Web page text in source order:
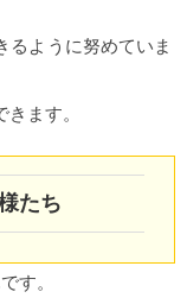
るように努めていま
ます。
たち
す。